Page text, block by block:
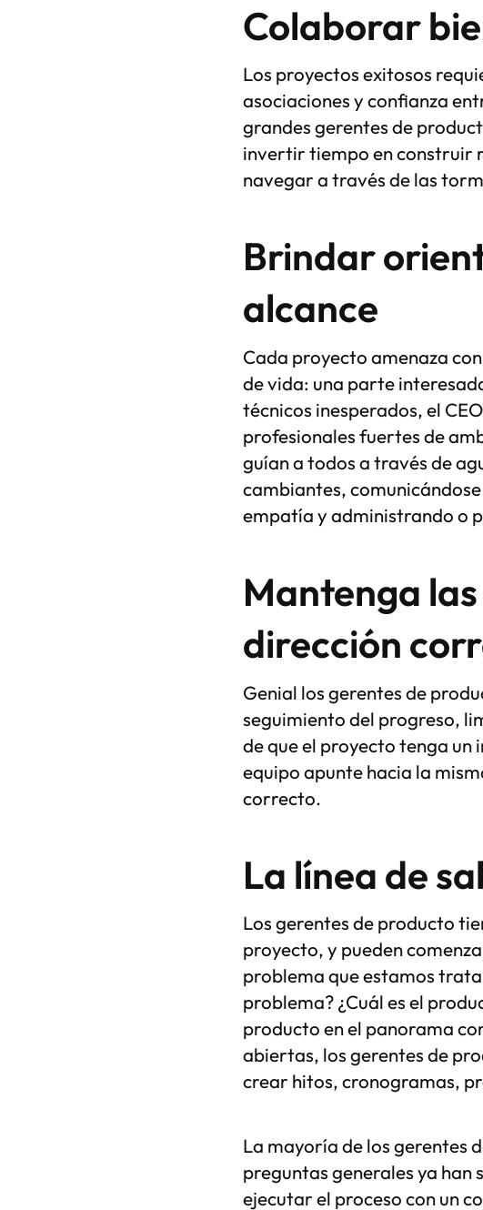
Colaborar
Los proyectos exitosos
asociaciones y confianza
grandes gerentes de
invertir tiempo en construir
navegar a través de las
Brindar
alcance
Cada proyecto amenaza
de vida: una parte
técnicos inesperados, el
profesionales fuertes de
guían a todos a través de
cambiantes,
empatía y administrando o
Mantenga
dirección
Genial los gerentes de
seguimiento del progreso,
de que el proyecto tenga un
equipo apunte hacia la
correcto.
La línea de
Los gerentes de producto
proyecto, y pueden
problema que estamos
problema? ¿Cuál es el
producto en el panorama
abiertas, los gerentes de
crear hitos, cronogramas,
La mayoría de los gerentes
preguntas generales ya han
ejecutar el proceso con un